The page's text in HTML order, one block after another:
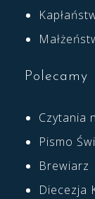
Polecamy
Czytania
Pismo
Brewiarz
Diecezja